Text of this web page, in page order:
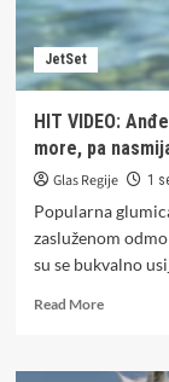
JetSet
HIT VIDEO:
more, pa
Glas Regije 1
Popularna
zasluženom
su se bukvalno
Read MoreRead
HIT